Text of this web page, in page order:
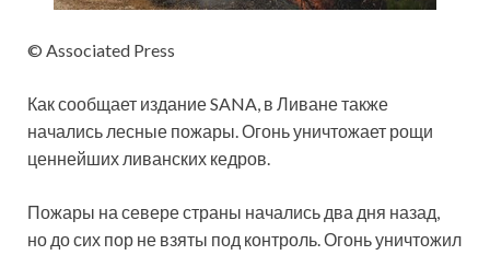
© Associated Press
Как сообщает издание SANA, в Ливане также
начались лесные пожары. Огонь уничтожает рощи
ценнейших ливанских кедров.
Пожары на севере страны начались два дня назад,
но до сих пор не взяты под контроль. Огонь уничтожил